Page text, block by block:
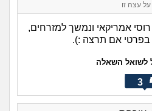
על עצה זו
אמריקאי ונמשך למזרחים,
בפרטי אם תרצה :).
לשואל השאלה
3